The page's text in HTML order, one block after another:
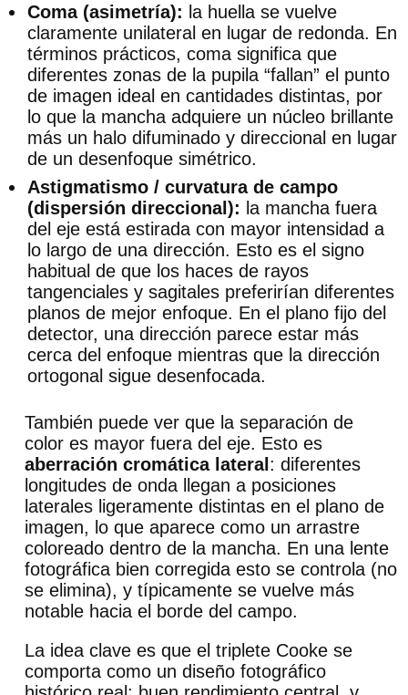
Coma (asimetría): la huella se vuelve
claramente unilateral en lugar de redonda. En
términos prácticos, coma significa que
diferentes zonas de la pupila “fallan” el punto
de imagen ideal en cantidades distintas, por
lo que la mancha adquiere un núcleo brillante
más un halo difuminado y direccional en lugar
de un desenfoque simétrico.
Astigmatismo / curvatura de campo
(dispersión direccional): la mancha fuera
del eje está estirada con mayor intensidad a
lo largo de una dirección. Esto es el signo
habitual de que los haces de rayos
tangenciales y sagitales preferirían diferentes
planos de mejor enfoque. En el plano fijo del
detector, una dirección parece estar más
cerca del enfoque mientras que la dirección
ortogonal sigue desenfocada.
También puede ver que la separación de
color es mayor fuera del eje. Esto es
aberración cromática lateral : diferentes
longitudes de onda llegan a posiciones
laterales ligeramente distintas en el plano de
imagen, lo que aparece como un arrastre
coloreado dentro de la mancha. En una lente
fotográfica bien corregida esto se controla (no
se elimina), y típicamente se vuelve más
notable hacia el borde del campo.
La idea clave es que el triplete Cooke se
comporta como un diseño fotográfico